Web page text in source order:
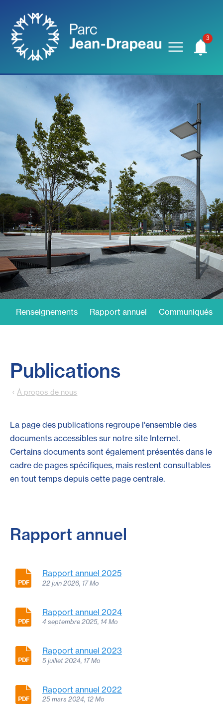
Renseignements Rapport annuel Communiqués
Publications
À propos de nous
La page des publications regroupe l'ensemble des
documents accessibles sur notre site Internet.
Certains documents sont également présentés dans le
cadre de pages spécifiques, mais restent consultables
en tout temps depuis cette page centrale.
Rapport annuel
Rapport annuel 2025
22 juin 2026, 17 Mo
Rapport annuel 2024
4 septembre 2025, 14 Mo
Rapport annuel 2023
5 juillet 2024, 17 Mo
Rapport annuel 2022
25 mars 2024, 12 Mo